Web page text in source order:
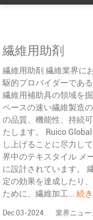
繊維用助剤
繊維用助剤 繊維業界に
駆的プロバイダーであ
繊維用補助具の領域を
ペースの速い繊維製造
の品質、機能性、持続
たします。 Ruico
し上げることに尽力し
界中のテキスタイル メ
に設計されています。
定の効果を達成したり
ために、繊維加工... 続
Dec 03-2024 業界ニュー